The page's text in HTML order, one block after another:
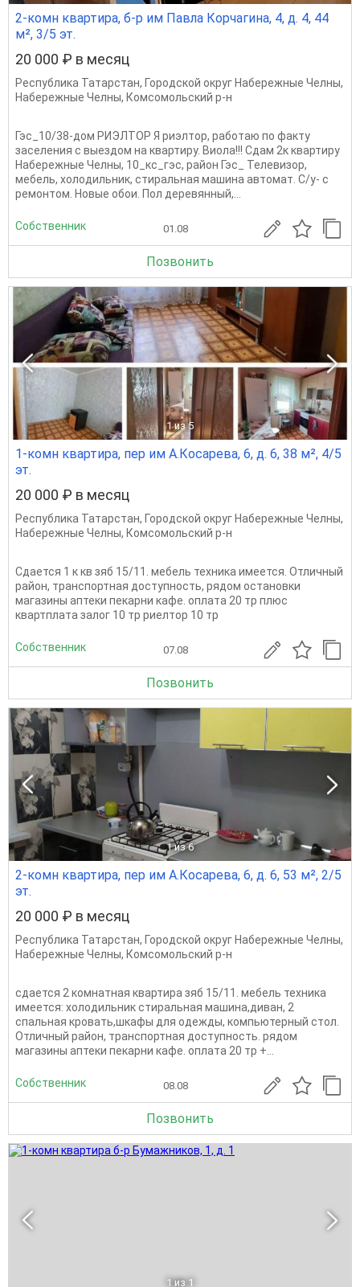
2-комн квартира, б-р им Павла Корчагина, 4, д. 4, 44
м², 3/5 эт.
20 000 ₽ в месяц
Республика Татарстан, Городской округ Набережные Челны,
Набережные Челны, Комсомольский р-н
Гэс_10/38-дом РИЭЛТОР Я риэлтор, работаю по факту
заселения с выездом на квартиру. Виола!!! Сдам 2к квартиру
Набережные Челны, 10_кс_гэс, район Гэс_ Телевизор,
мебель, холодильник, стиральная машина автомат. С/у- с
ремонтом. Новые обои. Пол деревянный,...
Собственник 01.08
Позвонить
1 из 5
1-комн квартира, пер им А.Косарева, 6, д. 6, 38 м², 4/5
эт.
20 000 ₽ в месяц
Республика Татарстан, Городской округ Набережные Челны,
Набережные Челны, Комсомольский р-н
Сдается 1 к кв зяб 15/11. мебель техника имеется. Отличный
район, транспортная доступность, рядом остановки
магазины аптеки пекарни кафе. оплата 20 тр плюс
квартплата залог 10 тр риелтор 10 тр
Собственник 07.08
Позвонить
1 из 6
2-комн квартира, пер им А.Косарева, 6, д. 6, 53 м², 2/5
эт.
20 000 ₽ в месяц
Республика Татарстан, Городской округ Набережные Челны,
Набережные Челны, Комсомольский р-н
сдается 2 комнатная квартира зяб 15/11. мебель техника
имеется: холодильник стиральная машина,диван, 2
спальная кровать,шкафы для одежды, компьютерный стол.
Отличный район, транспортная доступность. рядом
магазины аптеки пекарни кафе. оплата 20 тр +...
Собственник 08.08
Позвонить
1 из 1